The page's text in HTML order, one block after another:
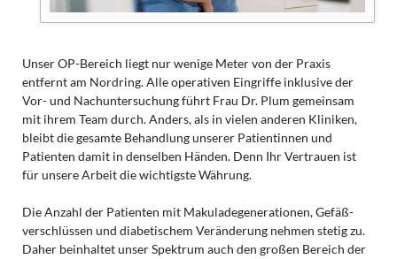
Unser OP-Bereich liegt nur wenige Meter von der Praxis
entfernt am Nordring. Alle operativen Eingriffe inklusive der
Vor- und Nach­unter­suchung führt Frau Dr. Plum gemeinsam
mit ihrem Team durch. Anders, als in vielen anderen Kliniken,
bleibt die gesamte Behandlung unserer Patientinnen und
Patienten damit in denselben Händen. Denn Ihr Vertrauen ist
für unsere Arbeit die wichtigste Währung.
Die Anzahl der Patienten mit Makula­degenerationen, Gefäß­
verschlüssen und diabetischem Veränderung nehmen stetig zu.
Daher beinhaltet unser Spektrum auch den großen Bereich der